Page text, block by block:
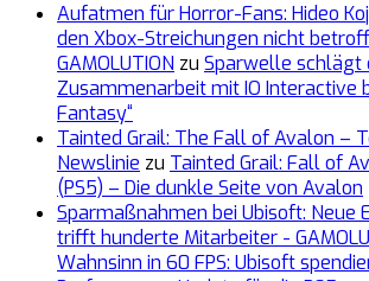
Aufatmen für Horror-Fans: Hideo
den Xbox-Streichungen nicht
GAMOLUTION zu Sparwelle schlägt
Zusammenarbeit mit IO Interactive
Fantasy“
Tainted Grail: The Fall of Avalon –
Newslinie zu Tainted Grail: Fall of
(PS5) – Die dunkle Seite von Avalon
Sparmaßnahmen bei Ubisoft: Neue
trifft hunderte Mitarbeiter -
Wahnsinn in 60 FPS: Ubisoft